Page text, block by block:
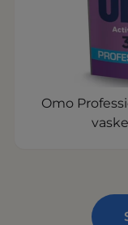
Omo